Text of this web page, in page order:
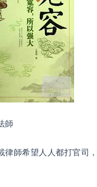
師
師希望人人都打官司，